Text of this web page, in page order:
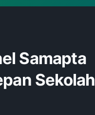
Samapta
Sekolah